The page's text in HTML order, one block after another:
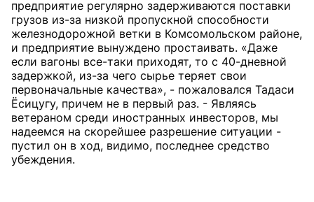
предприятие регулярно задерживаются поставки
грузов из-за низкой пропускной способности
железнодорожной ветки в Комсомольском районе,
и предприятие вынуждено простаивать. «Даже
если вагоны все-таки приходят, то с 40-дневной
задержкой, из-за чего сырье теряет свои
первоначальные качества», - пожаловался Тадаси
Ёсицугу, причем не в первый раз. - Являясь
ветераном среди иностранных инвесторов, мы
надеемся на скорейшее разрешение ситуации -
пустил он в ход, видимо, последнее средство
убеждения.